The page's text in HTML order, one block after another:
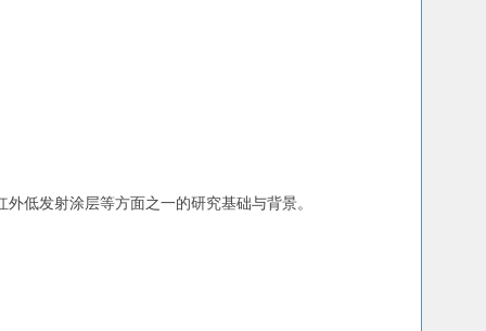
低发射涂层等方面之一的研究基础与背景。